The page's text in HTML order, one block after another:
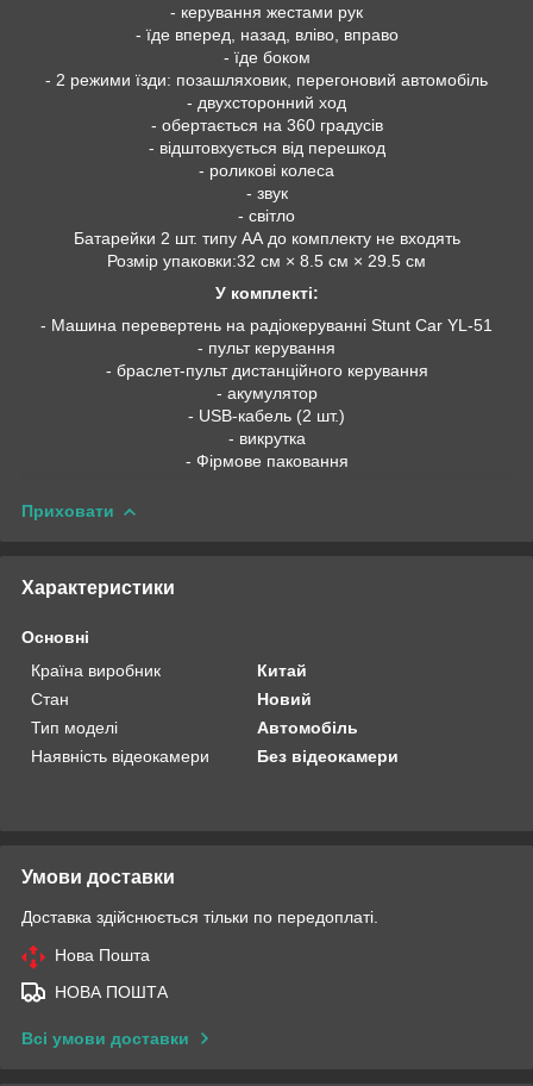
- керування жестами рук
- їде вперед, назад, вліво, вправо
- їде боком
- 2 режими їзди: позашляховик, перегоновий автомобіль
- двухсторонний ход
- обертається на 360 градусів
- відштовхується від перешкод
- роликові колеса
- звук
- світло
Батарейки 2 шт. типу АА до комплекту не входять
Розмір упаковки:32 см × 8.5 см × 29.5 см
У комплекті:
- Машина перевертень на радіокеруванні Stunt Car YL-51
- пульт керування
- браслет-пульт дистанційного керування
- акумулятор
- USB-кабель (2 шт.)
- викрутка
- Фірмове паковання
Приховати
Характеристики
Основні
Країна виробник
Китай
Стан
Новий
Тип моделі
Автомобіль
Наявність відеокамери
Без відеокамери
Умови доставки
Доставка здійснюється тільки по передоплаті.
Нова Пошта
НОВА ПОШТА
Всі умови доставки